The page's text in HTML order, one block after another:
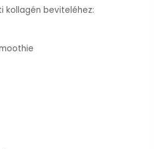
kollagén beviteléhez: